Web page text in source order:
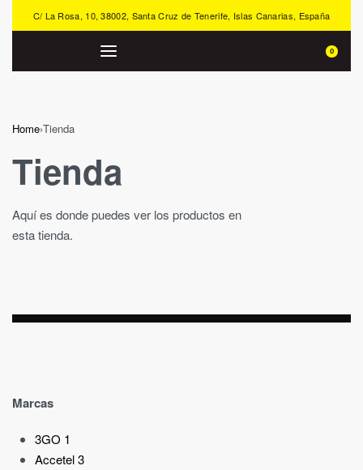
C/ La Rosa, 10, 38002, Santa Cruz de Tenerife, Islas Canarias, España
0
Home›Tienda
Tienda
Aquí es donde puedes ver los productos en
esta tienda.
Marcas
3GO 1
Accetel3